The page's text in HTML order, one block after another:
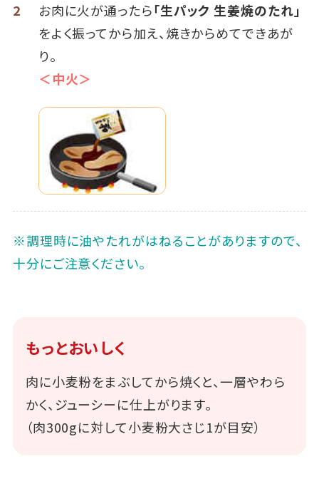
2 お肉に火が通ったら「生パック 生姜焼のたれ」
をよく振ってから加え、焼きからめてできあが
り。
＜中火＞
※調理時に油やたれがはねることがありますので、
十分にご注意ください。
もっとおいしく
肉に小麦粉をまぶしてから焼くと、一層やわら
かく、ジューシーに仕上がります。
（肉300gに対して小麦粉大さじ1が目安）